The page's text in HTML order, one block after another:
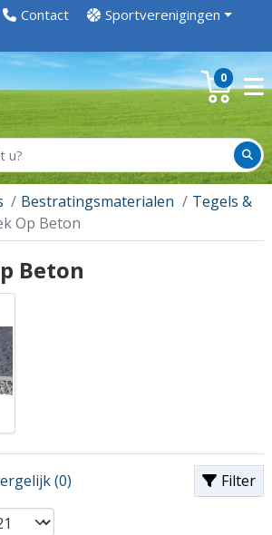
Contact Sportverenigingen
0
Bestratingsmaterialen
Tegels &
Op Beton
Beton
Filter
(0)